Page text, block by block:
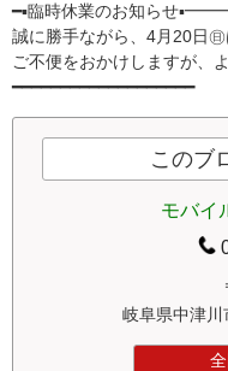
━▪臨時休業のお知らせ
誠に勝手ながら、4月20日
ご不便をおかけしますが、
━━━━━━━━━━━━━━━━━━━
このブ
モバイ
岐阜県中津